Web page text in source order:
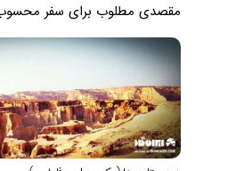
مقصدی مطلوب برای سفر